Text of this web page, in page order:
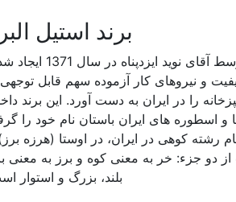
برند استیل البرز
استیل البرز توسط آقای نوید ایزدپناه در سال 1371 ایجاد شد و
و نیروهای کار آزموده سهم قابل توجهی از
را در ایران به دست آورد. این برند داخلی
اسطوره های ایران باستان نام خود را گرفته
کوهی در ایران، در اوستا (هرزه برز) یا
خر به معنی کوه و برز به معنی بالا،
بلند، بزرگ و استوار است.